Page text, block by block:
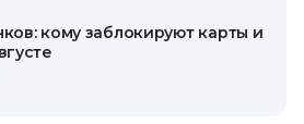
кому заблокируют карты и